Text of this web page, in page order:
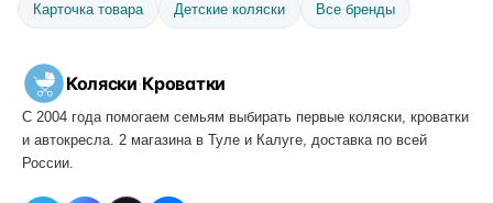
Карточка товара Детские коляски Все бренды
Коляски·Кроватки
С 2004 года помогаем семьям выбирать первые коляски, кроватки
и автокресла. 2 магазина в Туле и Калуге, доставка по всей
России.